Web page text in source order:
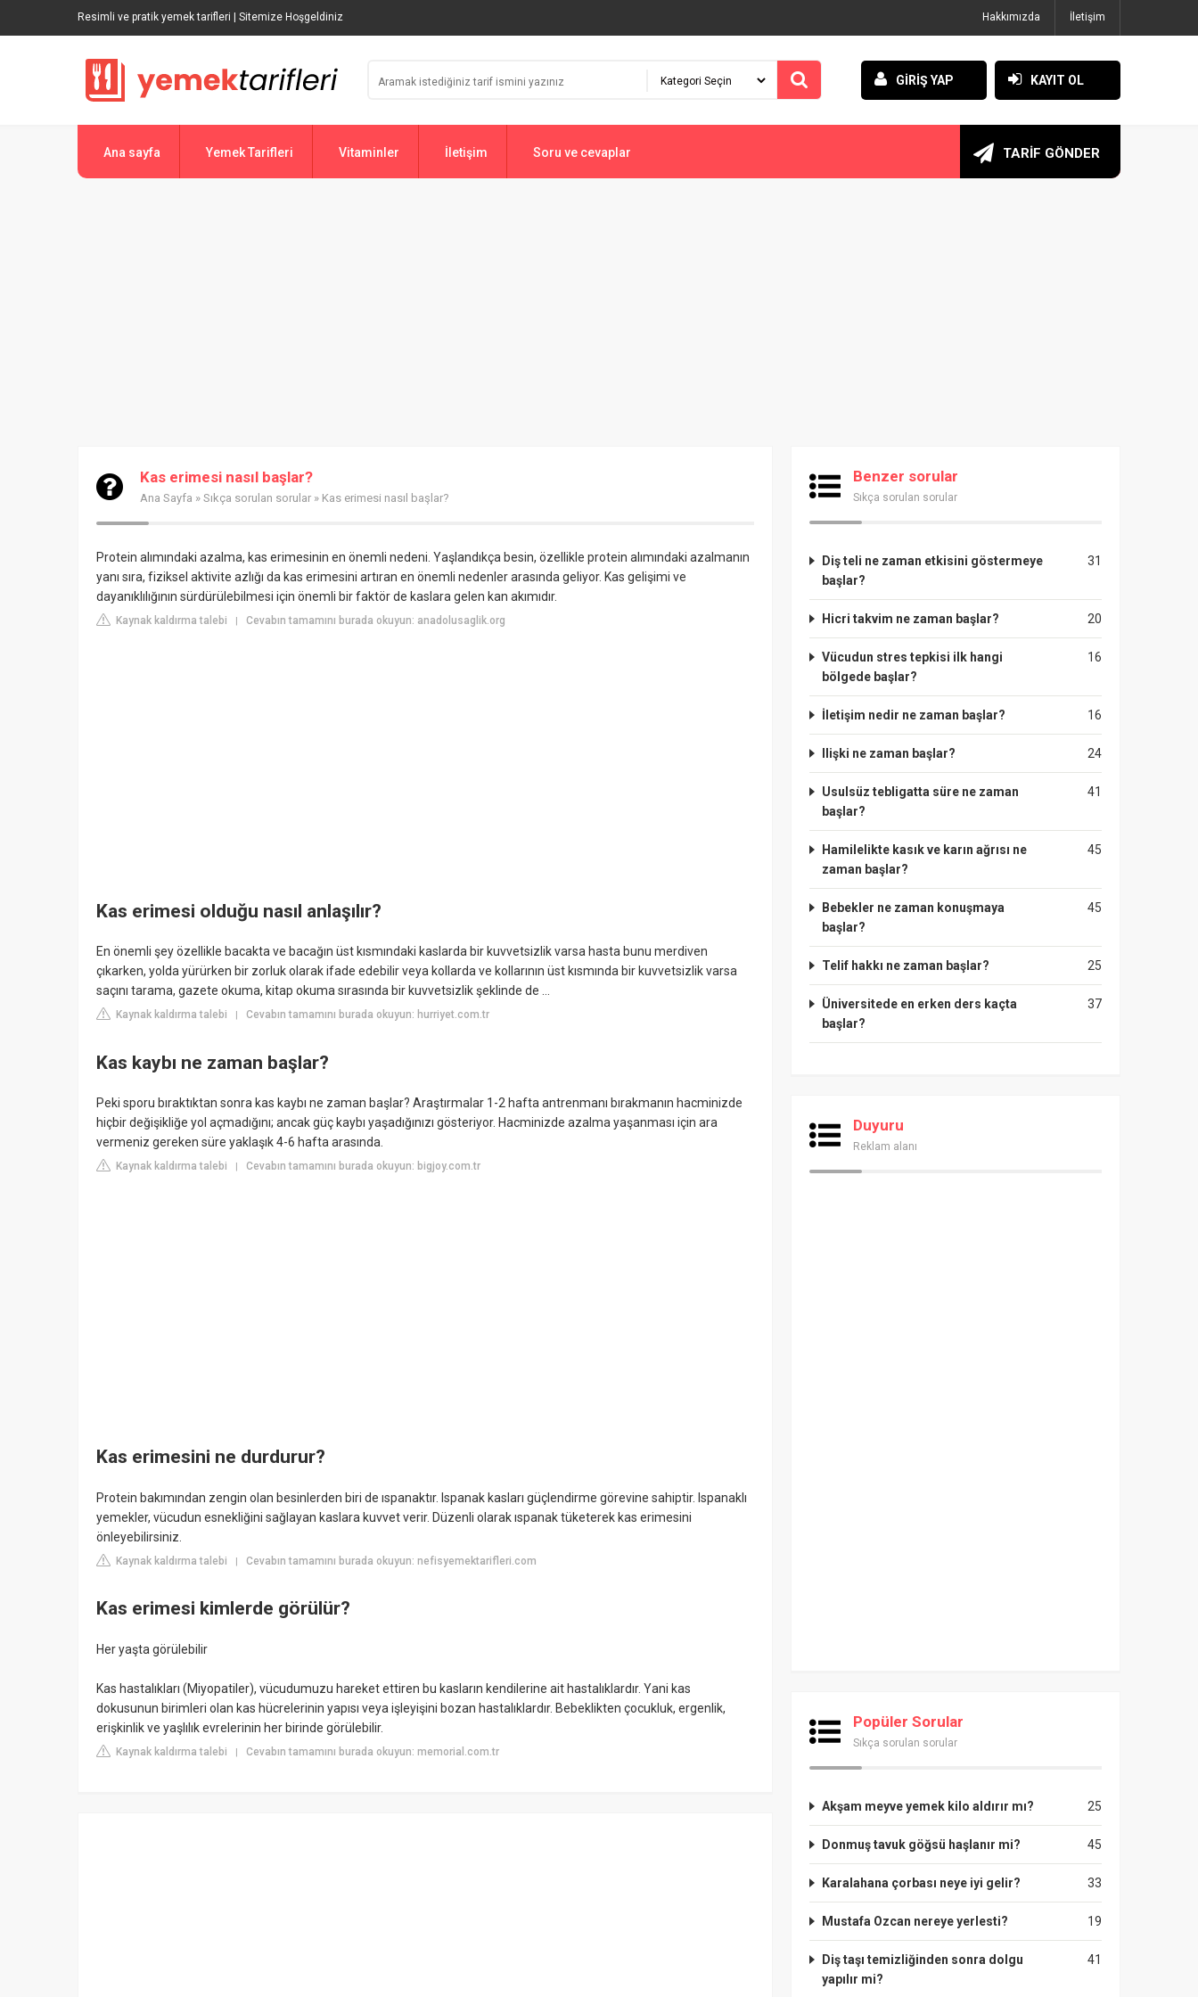
Resimli ve pratik yemek tarifleri | Sitemize Hoşgeldiniz Hakkımızda İletişim
GİRİŞ YAP KAYIT OL
Ana sayfa Yemek Tarifleri Vitaminler İletişim Soru ve cevaplar TARİF GÖNDER
Kas erimesi nasıl başlar?
Ana Sayfa » Sıkça sorulan sorular » Kas erimesi nasıl başlar?
Protein alımındaki azalma, kas erimesinin en önemli nedeni. Yaşlandıkça besin, özellikle protein alımındaki azalmanın
yanı sıra, fiziksel aktivite azlığı da kas erimesini artıran en önemli nedenler arasında geliyor. Kas gelişimi ve
dayanıklılığının sürdürülebilmesi için önemli bir faktör de kaslara gelen kan akımıdır.
Kaynak kaldırma talebi | Cevabın tamamını burada okuyun: anadolusaglik.org
Kas erimesi olduğu nasıl anlaşılır?
En önemli şey özellikle bacakta ve bacağın üst kısmındaki kaslarda bir kuvvetsizlik varsa hasta bunu merdiven
çıkarken, yolda yürürken bir zorluk olarak ifade edebilir veya kollarda ve kollarının üst kısmında bir kuvvetsizlik varsa
saçını tarama, gazete okuma, kitap okuma sırasında bir kuvvetsizlik şeklinde de ...
Kaynak kaldırma talebi Cevabın tamamını burada okuyun: hurriyet.com.tr
Kas kaybı ne zaman başlar?
Peki sporu bıraktıktan sonra kas kaybı ne zaman başlar? Araştırmalar 1-2 hafta antrenmanı bırakmanın hacminizde
hiçbir değişikliğe yol açmadığını; ancak güç kaybı yaşadığınızı gösteriyor. Hacminizde azalma yaşanması için ara
vermeniz gereken süre yaklaşık 4-6 hafta arasında.
Kaynak kaldırma talebi Cevabın tamamını burada okuyun: bigjoy.com.tr
Kas erimesini ne durdurur?
Protein bakımından zengin olan besinlerden biri de ıspanaktır. Ispanak kasları güçlendirme görevine sahiptir. Ispanaklı
yemekler, vücudun esnekliğini sağlayan kaslara kuvvet verir. Düzenli olarak ıspanak tüketerek kas erimesini
önleyebilirsiniz.
Kaynak kaldırma talebi | Cevabın tamamını burada okuyun: nefisyemektarifleri.com
Kas erimesi kimlerde görülür?
Her yaşta görülebilir
Kas hastalıkları (Miyopatiler), vücudumuzu hareket ettiren bu kasların kendilerine ait hastalıklardır. Yani kas
dokusunun birimleri olan kas hücrelerinin yapısı veya işleyişini bozan hastalıklardır. Bebeklikten çocukluk, ergenlik,
erişkinlik ve yaşlılık evrelerinin her birinde görülebilir.
Kaynak kaldırma talebi | Cevabın tamamını burada okuyun: memorial.com.tr
Benzer sorular
Sıkça sorulan sorular
31
Diş teli ne zaman etkisini göstermeye
başlar?
20
Hicri takvim ne zaman başlar?
16
Vücudun stres tepkisi ilk hangi
bölgede başlar?
16
İletişim nedir ne zaman başlar?
24
Ilişki ne zaman başlar?
41
Usulsüz tebligatta süre ne zaman
başlar?
45
Hamilelikte kasık ve karın ağrısı ne
zaman başlar?
45
Bebekler ne zaman konuşmaya
başlar?
25
Telif hakkı ne zaman başlar?
37
Üniversitede en erken ders kaçta
başlar?
Duyuru
Reklam alanı
Popüler Sorular
Sıkça sorulan sorular
25
Akşam meyve yemek kilo aldırır mı?
45
Donmuş tavuk göğsü haşlanır mi?
33
Karalahana çorbası neye iyi gelir?
19
Mustafa Ozcan nereye yerlesti?
41
Diş taşı temizliğinden sonra dolgu
yapılır mi?